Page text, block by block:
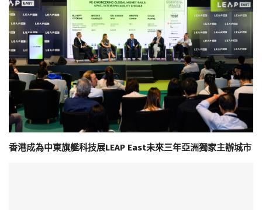
香港成為中東旗艦科技展LEAP East未來三年亞洲獨家主辦城市